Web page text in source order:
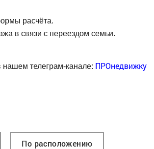
расчёта.
в связи с переездом семьи.
нашем телеграм-канале: ПРОнедвижку
По расположению